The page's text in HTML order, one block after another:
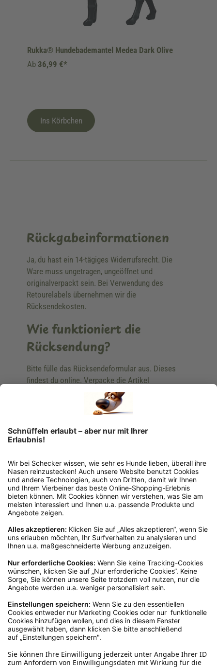
Rukka® Hundebademantel Medea Dark Olive
Ab 36,99 €*
Ins Körbchen
Rückgabeinformationen
Ja, du hast ein 14-tägiges Widerrufsrecht. Die
Ware muss ungetragen, ungeöffnet und
originalverpackt sein. Bei Verwendung des
Retourelabels übernehmen wir die
Rücksendekosten.
Wie funktioniert die
Rücksendung?
Bitte fülle das Rücksendeformular aus. Dieses
findest du online. Verpacke die Artikel
anschließend sicher und klebe das
Rücksendeetikett auf das Paket. Dieses kannst du
dir in deinem Kundenkonto anfordern. Hast du als
Gast bestellt, schreibe uns eine Email an
verkauf@schecker.de oder rufe zu unseren
Rücksendeetikett zukommen.
Kundenservice
Mo – Fr 9 – 17 Uhr, Sa 9 – 13 Uhr
Ruf uns an
04942-60 64 080
Schreibe uns
verkauf@schecker.de
WhatsApp Support